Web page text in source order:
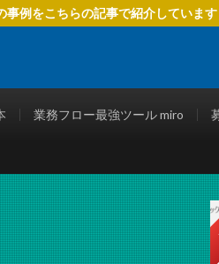
例をこちらの記事で紹介しています
業務フロー最強ツール miro